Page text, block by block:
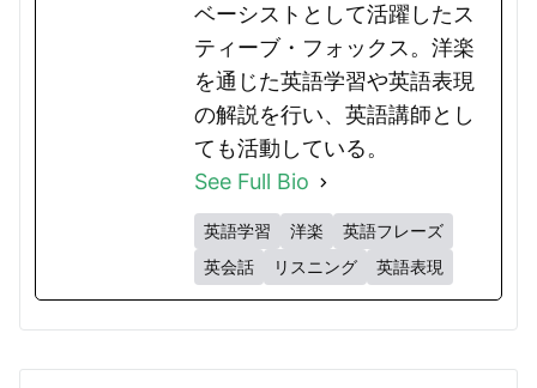
ベーシストとして活躍したス
ティーブ・フォックス。洋楽
を通じた英語学習や英語表現
の解説を行い、英語講師とし
ても活動している。
See Full Bio
英語学習 洋楽
英語フレーズ
英会話
リスニング 英語表現